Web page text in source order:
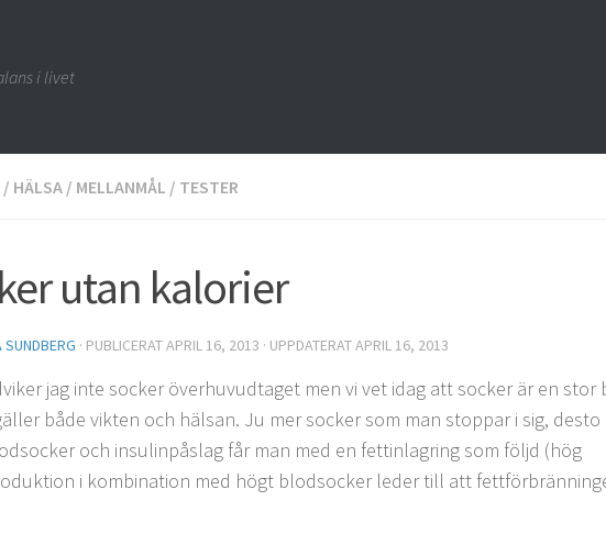
i livet
/ HÄLSA / MELLANMÅL / TESTER
utan kalorier
SUNDBERG · PUBLICERATAPRIL 16, 2013 · UPPDATERATAPRIL 16, 2013
jag inte socker överhuvudtaget men vi vet idag att socker är en stor
både vikten och hälsan. Ju mer socker som man stoppar i sig, desto
och insulinpåslag får man med en fettinlagring som följd (hög
i kombination med högt blodsocker leder till att